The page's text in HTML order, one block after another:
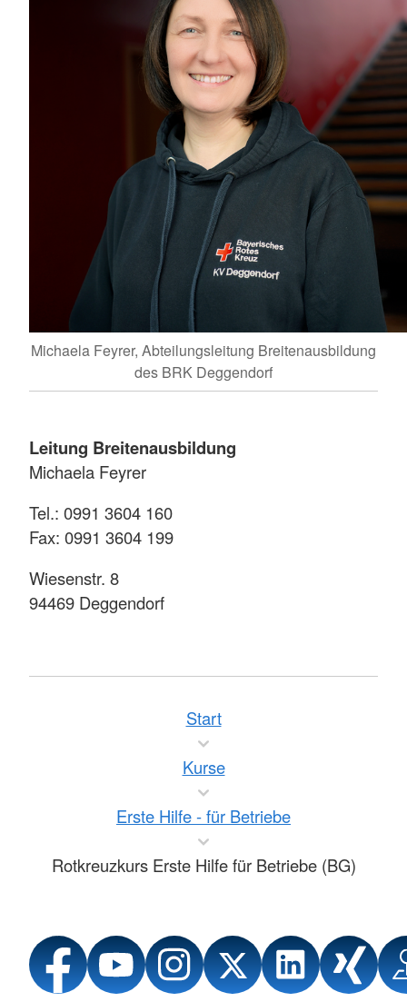
Michaela Feyrer, Abteilungsleitung Breitenausbildung
des BRK Deggendorf
Leitung Breitenausbildung
Michaela Feyrer
Tel.: 0991 3604 160
Fax: 0991 3604 199
Wiesenstr. 8
94469 Deggendorf
Start
Kurse
Erste Hilfe - für Betriebe
Rotkreuzkurs Erste Hilfe für Betriebe (BG)